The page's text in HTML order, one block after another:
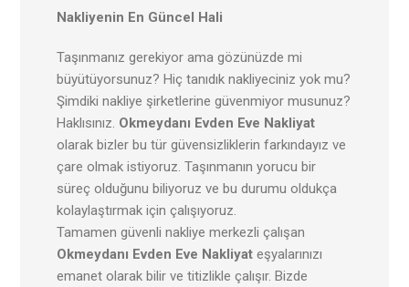
Nakliyenin En Güncel Hali
Taşınmanız gerekiyor ama gözünüzde mi
büyütüyorsunuz? Hiç tanıdık nakliyeciniz yok mu?
Şimdiki nakliye şirketlerine güvenmiyor musunuz?
Haklısınız. Okmeydanı Evden Eve Nakliyat
olarak bizler bu tür güvensizliklerin farkındayız ve
çare olmak istiyoruz. Taşınmanın yorucu bir
süreç olduğunu biliyoruz ve bu durumu oldukça
kolaylaştırmak için çalışıyoruz.
Tamamen güvenli nakliye merkezli çalışan
Okmeydanı Evden Eve Nakliyat eşyalarınızı
emanet olarak bilir ve titizlikle çalışır. Bizde